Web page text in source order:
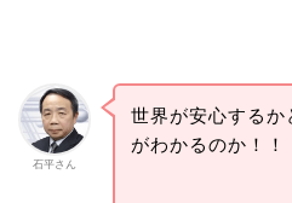
石平さん
世界が安心するか
がわかるのか！！